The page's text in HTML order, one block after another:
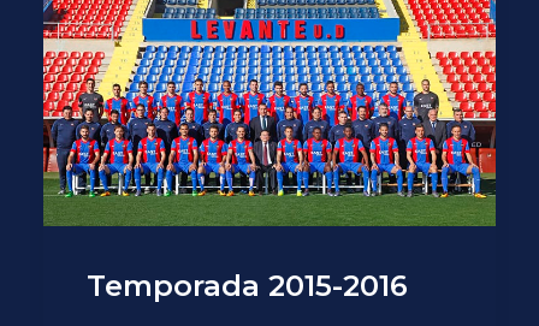
Temporada 2015-2016